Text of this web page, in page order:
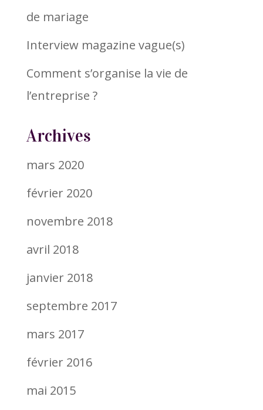
de mariage
Interview magazine vague(s)
Comment s’organise la vie de
l’entreprise ?
Archives
mars 2020
février 2020
novembre 2018
avril 2018
janvier 2018
septembre 2017
mars 2017
février 2016
mai 2015